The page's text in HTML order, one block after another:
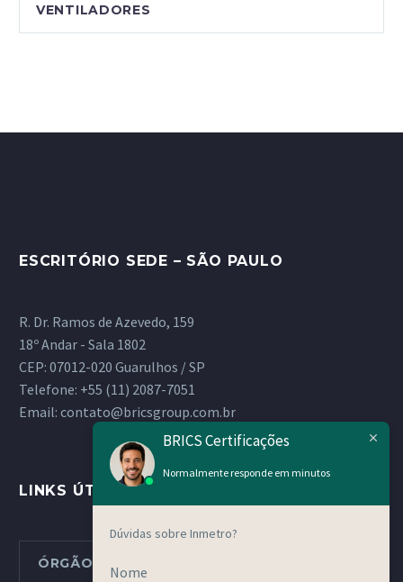
VENTILADORES
ESCRITÓRIO SEDE – SÃO PAULO
R. Dr. Ramos de Azevedo, 159
18º Andar - Sala 1802
CEP: 07012-020 Guarulhos / SP
Telefone: +55 (11) 2087-7051
Email: contato@bricsgroup.com.br
LINKS ÚTEIS
ÓRGÃOS METROLÓGICOS ESTADUAIS
BRICS Certificações
Normalmente responde em minutos
Dúvidas sobre Inmetro?
Nome